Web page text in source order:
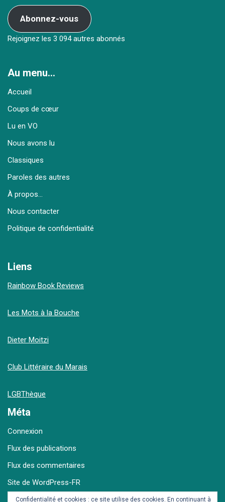
Abonnez-vous
Rejoignez les 3 094 autres abonnés
Au menu…
Accueil
Coups de cœur
Lu en VO
Nous avons lu
Classiques
Paroles des autres
À propos…
Nous contacter
Politique de confidentialité
Liens
Rainbow Book Reviews
Les Mots à la Bouche
Dieter Moitzi
Club Littéraire du Marais
LGBThèque
Méta
Connexion
Flux des publications
Flux des commentaires
Site de WordPress-FR
Confidentialité et cookies : ce site utilise des cookies. En continuant à